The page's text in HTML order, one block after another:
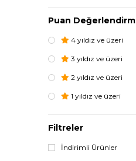
Puan
4 yıldız ve üzeri
3 yıldız ve üzeri
2 yıldız ve üzeri
1 yıldız ve üzeri
Filtreler
İndirimli Ürünler